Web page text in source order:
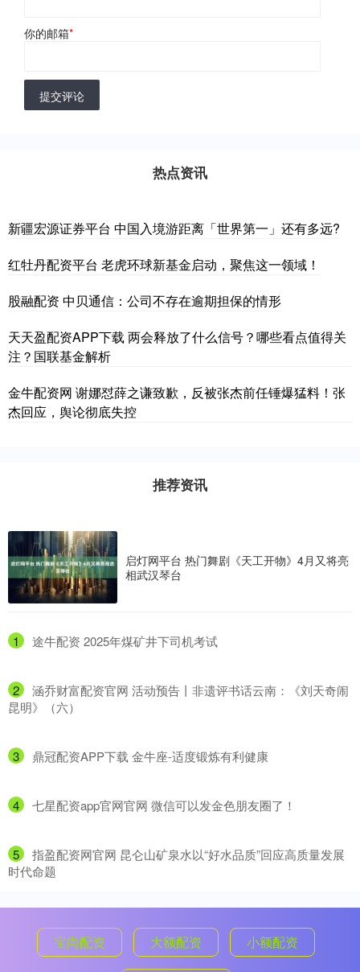
你的邮箱*
提交评论
热点资讯
新疆宏源证券平台 中国入境游距离「世界第一」还有多远?
红牡丹配资平台 老虎环球新基金启动，聚焦这一领域！
股融配资 中贝通信：公司不存在逾期担保的情形
天天盈配资APP下载 两会释放了什么信号？哪些看点值得关
注？国联基金解析
金牛配资网 谢娜怼薛之谦致歉，反被张杰前任锤爆猛料！张
杰回应，舆论彻底失控
推荐资讯
启灯网平台 热门舞剧《天工开物》4月又将亮
相武汉琴台
1 ​途牛配资 2025年煤矿井下司机考试
2
​涵乔财富配资官网 活动预告丨非遗评书话云南：《刘天奇闹
昆明》（六）
3 ​鼎冠配资APP下载 金牛座-适度锻炼有利健康
4 ​七星配资app官网官网 微信可以发金色朋友圈了！
5
​指盈配资网官网 昆仑山矿泉水以“好水品质”回应高质量发展
时代命题
宝尚配资 大额配资 小额配资